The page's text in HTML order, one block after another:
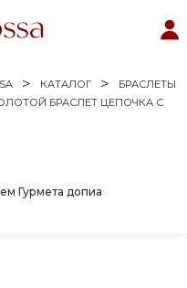
КАТАЛОГ
БРАСЛЕТЫ
БРАСЛЕТ ЦЕПОЧКА С
Гурмета допиа